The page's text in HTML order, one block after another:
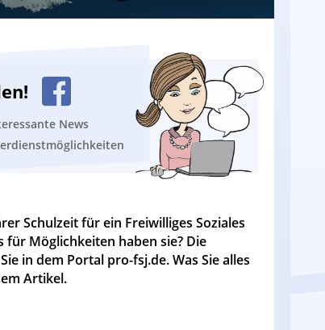
News
Schulzeit für ein Freiwilliges Soziales
für Möglichkeiten haben sie? Die
in dem Portal pro-fsj.de. Was Sie alles
Artikel.